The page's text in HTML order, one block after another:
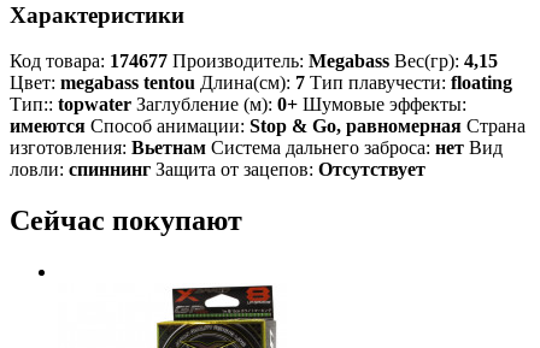
Характеристики
Код товара: 174677 Производитель: Megabass Вес(гр): 4,15
Цвет: megabass tentou Длина(см): 7 Тип плавучести: floating
Тип:: topwater Заглубление (м): 0+ Шумовые эффекты:
имеются Способ анимации: Stop & Go, равномерная Страна
изготовления: Вьетнам Система дальнего заброса: нет Вид
ловли: спиннинг Защита от зацепов: Отсутствует
Сейчас покупают